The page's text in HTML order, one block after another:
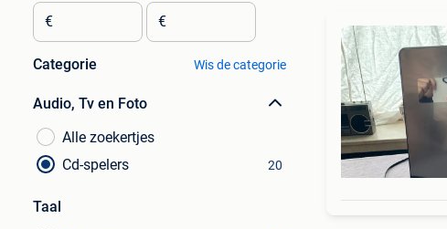
€ €
Categorie Wis de categorie
Audio, Tv en Foto
Alle zoekertjes
Cd-spelers
20
Taal